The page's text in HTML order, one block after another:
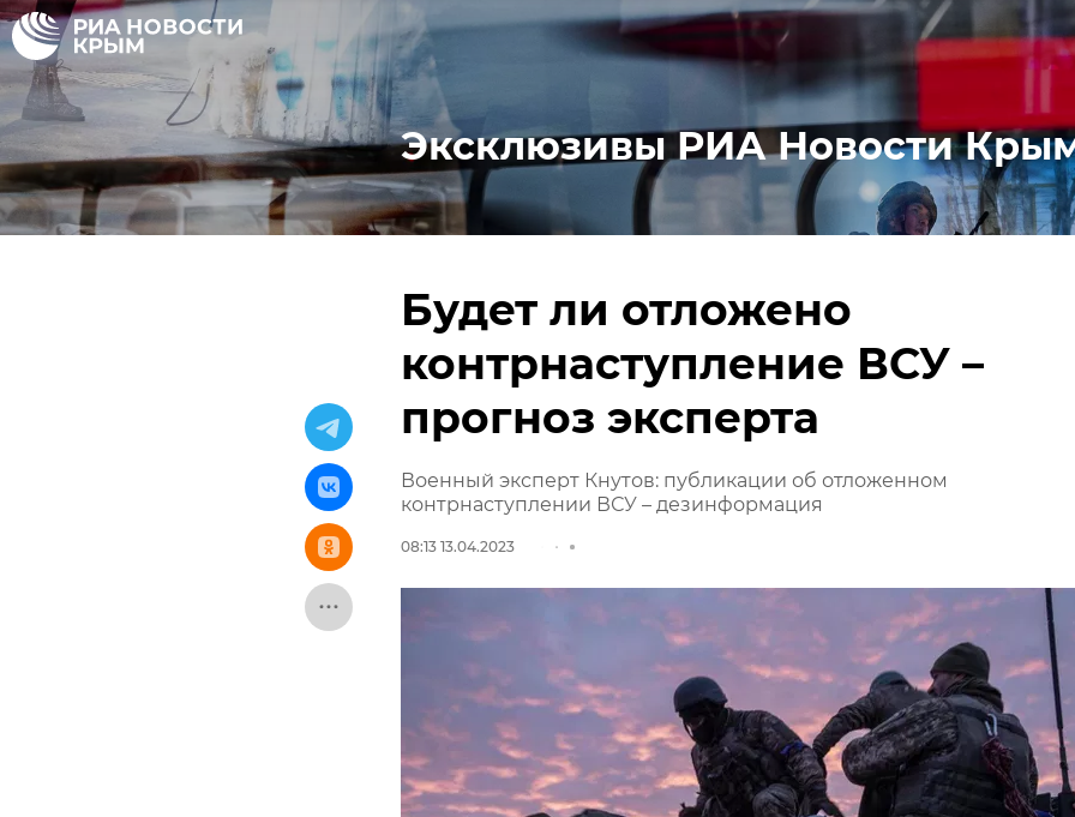
Эксклюзивы РИА Новости
Будет ли отложено
контрнаступление ВСУ –
прогноз эксперта
Военный эксперт Кнутов: публикации об отложенном
контрнаступлении ВСУ – дезинформация
08:13 13.04.2023